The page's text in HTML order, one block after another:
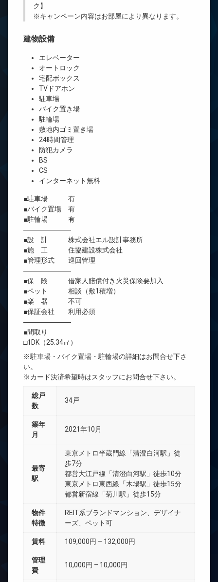
ク】
※キャンペーン内容はお部屋により異なります。
建物設備
エレベーター
オートロック
宅配ボックス
TVドアホン
駐車場
バイク置き場
駐輪場
敷地内ゴミ置き場
24時間管理
防犯カメラ
BS
CS
インターネット無料
■駐車場 有
■バイク置場 有
■駐輪場 有
―――――――
■設 計 株式会社エル設計事務所
■施 工 住協建設株式会社
■管理形式 巡回管理
―――――――
■保 険 借家人賠償付き火災保険要加入
■ペット 相談（敷1積増）
■楽 器 不可
■保証会社 利用必須
―――――――
■間取り
□1DK（25.34㎡）
※駐車場・バイク置場・駐輪場の詳細はお問合せ下さ
い。
※カード決済希望時はスタッフにお問合せ下さい。
総戸
数
34戸
築年
月
2021年10月
最寄
駅
東京メトロ半蔵門線「清澄白河駅」徒
歩7分
都営大江戸線「清澄白河駅」徒歩10分
東京メトロ東西線「木場駅」徒歩15分
都営新宿線「菊川駅」徒歩15分
物件
特徴
REIT系ブランドマンション、デザイナ
ーズ、ペット可
賃料 109,000円 – 132,000円
管理
費
10,000円 – 10,000円